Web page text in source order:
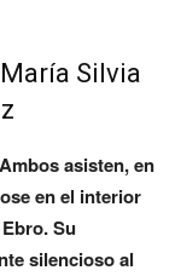
Silvia
asisten, en
en el interior
Su
silencioso al